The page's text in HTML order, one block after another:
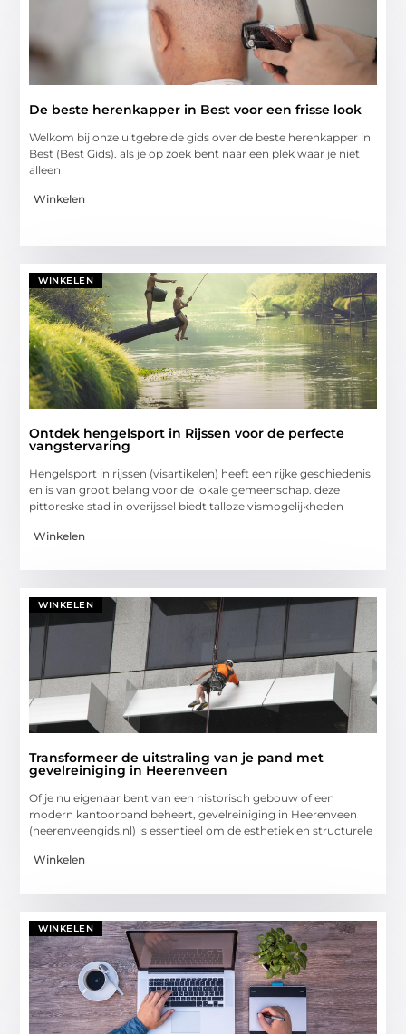
De beste herenkapper in Best voor een frisse look
Welkom bij onze uitgebreide gids over de beste herenkapper in
Best (Best Gids). als je op zoek bent naar een plek waar je niet
alleen
Winkelen
WINKELEN
Ontdek hengelsport in Rijssen voor de perfecte
vangstervaring
Hengelsport in rijssen (visartikelen) heeft een rijke geschiedenis
en is van groot belang voor de lokale gemeenschap. deze
pittoreske stad in overijssel biedt talloze vismogelijkheden
Winkelen
WINKELEN
Transformeer de uitstraling van je pand met
gevelreiniging in Heerenveen
Of je nu eigenaar bent van een historisch gebouw of een
modern kantoorpand beheert, gevelreiniging in Heerenveen
(heerenveengids.nl) is essentieel om de esthetiek en structurele
Winkelen
WINKELEN